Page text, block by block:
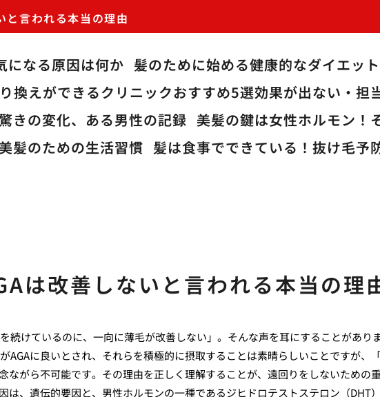
と言われる本当の理由
になる原因は何か 髪のために始める健康的なダイエッ
換えができるクリニックおすすめ5選効果が出ない・担
きの変化、ある男性の記録 美髪の鍵は女性ホルモン！
髪のための生活習慣 髪は食事でできている！抜け毛予
は改善しないと言われる本当の理
続けているのに、一向に薄毛が改善しない」。そんな声を耳にすることがあり
AGAに良いとされ、それらを積極的に摂取することは素晴らしいことですが、
ながら不可能です。その理由を正しく理解することが、遠回りをしないための
は、遺伝的要因と、男性ホルモンの一種であるジヒドロテストステロン（DHT